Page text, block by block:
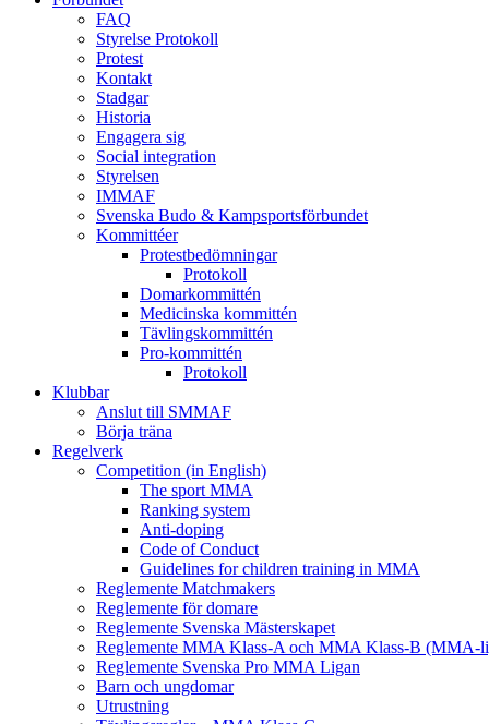
FAQ
Styrelse Protokoll
Protest
Kontakt
Stadgar
Historia
Engagera sig
Social integration
Styrelsen
IMMAF
Svenska Budo & Kampsportsförbundet
Kommittéer
Protestbedömningar
Protokoll
Domarkommittén
Medicinska kommittén
Tävlingskommittén
Pro-kommittén
Protokoll
Klubbar
Anslut till SMMAF
Börja träna
Regelverk
Competition (in English)
The sport MMA
Ranking system
Anti-doping
Code of Conduct
Guidelines for children training in MMA
Reglemente Matchmakers
Reglemente för domare
Reglemente Svenska Mästerskapet
Reglemente MMA Klass-A och MMA Klass-B (MMA-
Reglemente Svenska Pro MMA Ligan
Barn och ungdomar
Utrustning